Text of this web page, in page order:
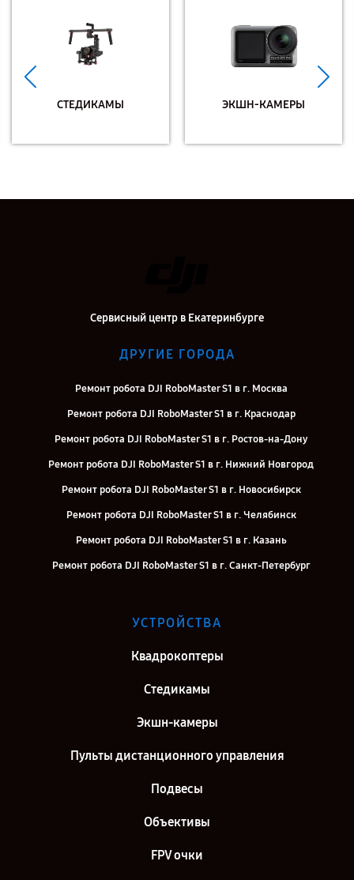
СТЕДИКАМЫ ЭКШН-КАМЕРЫ
Сервисный центр в Екатеринбурге
ДРУГИЕ ГОРОДА
Ремонт робота DJI RoboMaster S1 в г. Москва
Ремонт робота DJI RoboMaster S1 в г. Краснодар
Ремонт робота DJI RoboMaster S1 в г. Ростов-на-Дону
Ремонт робота DJI RoboMaster S1 в г. Нижний Новгород
Ремонт робота DJI RoboMaster S1 в г. Новосибирск
Ремонт робота DJI RoboMaster S1 в г. Челябинск
Ремонт робота DJI RoboMaster S1 в г. Казань
Ремонт робота DJI RoboMaster S1 в г. Санкт-Петербург
УСТРОЙСТВА
Квадрокоптеры
Стедикамы
Экшн-камеры
Пульты дистанционного управления
Подвесы
Объективы
FPV очки